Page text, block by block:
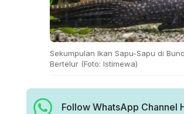
Sekumpulan Ikan Sapu-Sapu di
Bertelur (Foto: Istimewa)
Follow WhatsApp Channel